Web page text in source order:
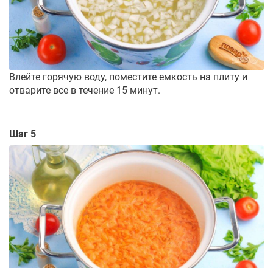
Влейте горячую воду, поместите емкость на плиту и
отварите все в течение 15 минут.
Шаг 5